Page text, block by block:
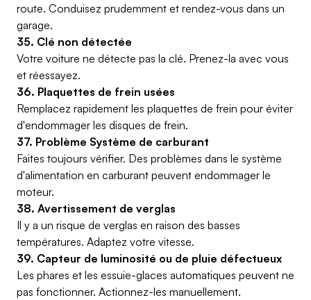
route. Conduisez prudemment et rendez-vous dans un
garage.
35. Clé non détectée
Votre voiture ne détecte pas la clé. Prenez-la avec vous
et réessayez.
36. Plaquettes de frein usées
Remplacez rapidement les plaquettes de frein pour éviter
d'endommager les disques de frein.
37. Problème Système de carburant
Faites toujours vérifier. Des problèmes dans le système
d'alimentation en carburant peuvent endommager le
moteur.
38. Avertissement de verglas
Il y a un risque de verglas en raison des basses
températures. Adaptez votre vitesse.
39. Capteur de luminosité ou de pluie défectueux
Les phares et les essuie-glaces automatiques peuvent ne
pas fonctionner. Actionnez-les manuellement.